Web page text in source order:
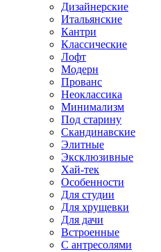
Дизайнерские
Итальянские
Кантри
Классические
Лофт
Модерн
Прованс
Неоклассика
Минимализм
Под старину
Скандинавские
Элитные
Эксклюзивные
Хай-тек
Особенности
Для студии
Для хрущевки
Для дачи
Встроенные
С антресолями